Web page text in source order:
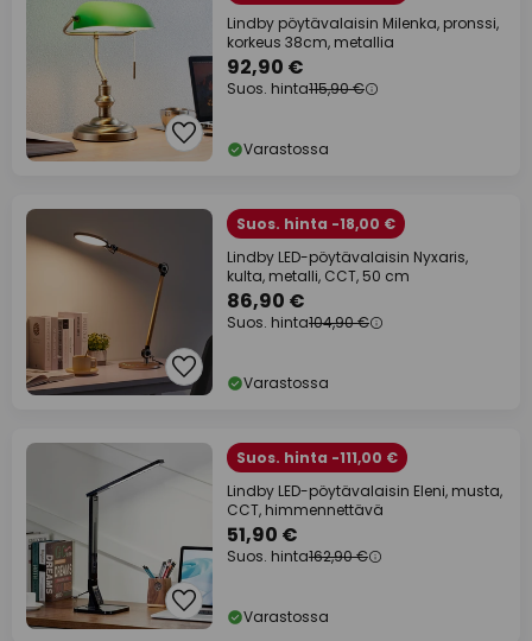
Lindby pöytävalaisin Milenka, pronssi,
korkeus 38cm, metallia
92,90 €
Suos. hinta115,90 €
Varastossa
Suos. hinta -18,00 €
Lindby LED-pöytävalaisin Nyxaris,
kulta, metalli, CCT, 50 cm
86,90 €
Suos. hinta104,90 €
Varastossa
Suos. hinta -111,00 €
Lindby LED-pöytävalaisin Eleni, musta,
CCT, himmennettävä
51,90 €
Suos. hinta162,90 €
Varastossa